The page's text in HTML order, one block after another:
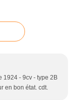
1924 - 9cv - type 2B
en bon état. cdt.